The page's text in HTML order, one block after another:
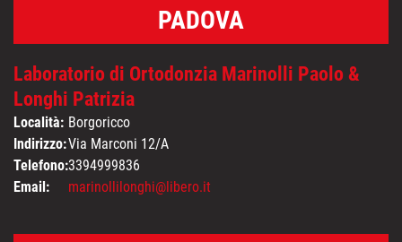
PADOVA
Laboratorio di Ortodonzia Marinolli Paolo &
Longhi Patrizia
Località: Borgoricco
Indirizzo:Via Marconi 12/A
Telefono:3394999836
Email:
marinollilonghi@libero.it